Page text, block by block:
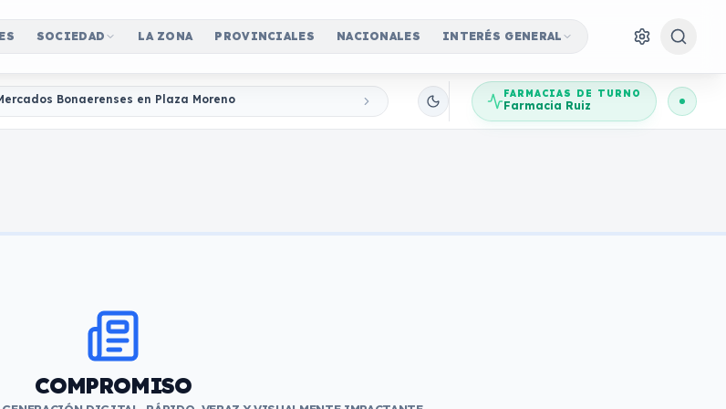
SOCIEDAD LA ZONA PROVINCIALES NACIONALES INTERÉS GENERAL
Bonaerenses en Plaza Moreno FARMACIAS DE TURNO
Farmacia Ruiz
COMPROMISO